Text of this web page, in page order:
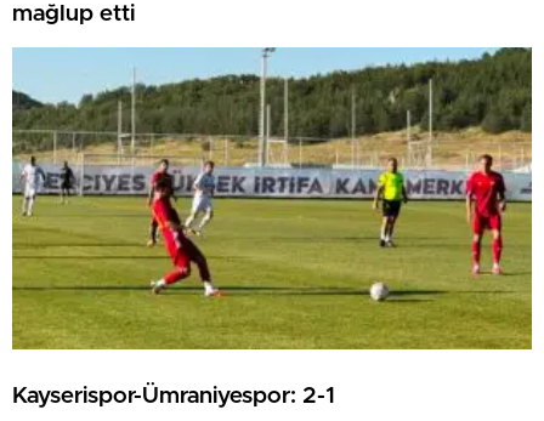
mağlup etti
Kayserispor-Ümraniyespor: 2-1